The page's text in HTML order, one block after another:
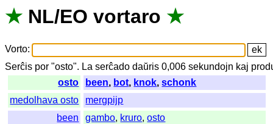
★ NL/EO vortaro ★
Vorto:
Serĉis por "osto". La serĉado daŭris 0,006sekundojn kaj
osto
been, bot, knok,schonk
medolhava osto
mergpijp
been
gambo, kruro,osto